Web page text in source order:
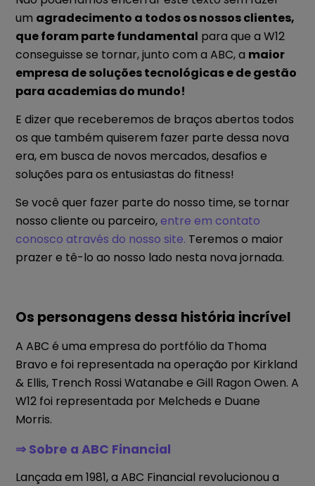
um agradecimento a todos os nossos clientes,
que foram parte fundamental para que a W12
conseguisse se tornar, junto com a ABC, a maior
empresa de soluções tecnológicas e de gestão
para academias do mundo!
E dizer que receberemos de braços abertos todos
os que também quiserem fazer parte dessa nova
era, em busca de novos mercados, desafios e
soluções para os entusiastas do fitness!
Se você quer fazer parte do nosso time, se tornar
nosso cliente ou parceiro,entre em contato
conosco através do nosso site. Teremos o maior
prazer e tê-lo ao nosso lado nesta nova jornada.
Os personagens dessa história incrível
A ABC é uma empresa do portfólio da Thoma
Bravo e foi representada na operação por Kirkland
& Ellis, Trench Rossi Watanabe e Gill Ragon Owen. A
W12 foi representada por Melcheds e Duane
Morris.
⇒ Sobre a ABC Financial
Lançada em 1981, a ABC Financial revolucionou a